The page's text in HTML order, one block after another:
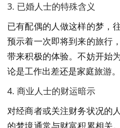
3. 已婚人士的特殊含义
已有配偶的人做这样的梦，
预示着一次即将到来的旅行
带来积极的体验。不妨开始
论是工作出差还是家庭旅游。
4. 商业人士的财运暗示
对经商者或关注财务状况的